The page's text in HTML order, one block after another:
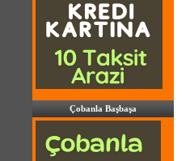
Çobanla Başbaşa